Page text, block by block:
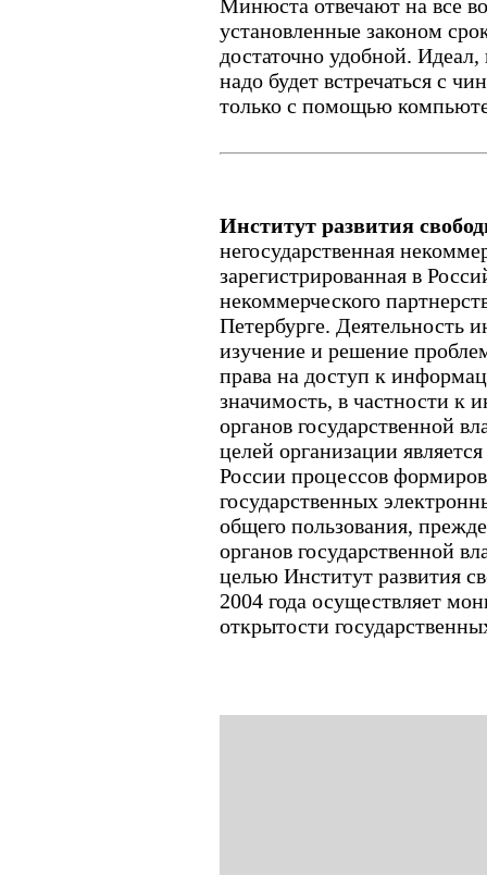
Минюста отвечают на все
установленные законом
достаточно удобной.
надо будет встречаться с
только с помощью
Институт развития
негосударственная
зарегистрированная в
некоммерческого
Петербурге. Деятельность
изучение и решение
права на доступ к
значимость, в частности к
органов государственной
целей организации
России процессов
государственных
общего пользования,
органов государственной
целью Институт развития
2004 года осуществляет
открытости